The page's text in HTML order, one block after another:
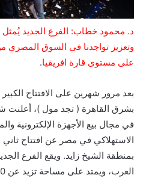
د. محمود خطاب: الفرع الجديد
وتعزيز تواجدنا في السوق المصري
على مستوى قارة افريقيا.
بشرق القاهرة ( تجد مول )، أعلنت
في مجال بيع الأجهزة الإلكترونية
بمنطقة الشيخ زايد. ويقع الفرع